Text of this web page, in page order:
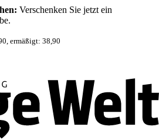
Verschenken Sie jetzt ein
ermäßigt: 38,90